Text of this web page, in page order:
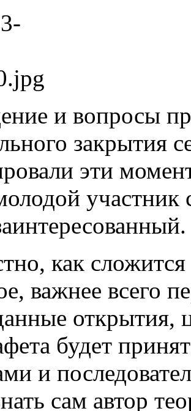
и вопросы
закрытия
эти
участник
как
важнее всего
открытия,
будет
и
сам автор